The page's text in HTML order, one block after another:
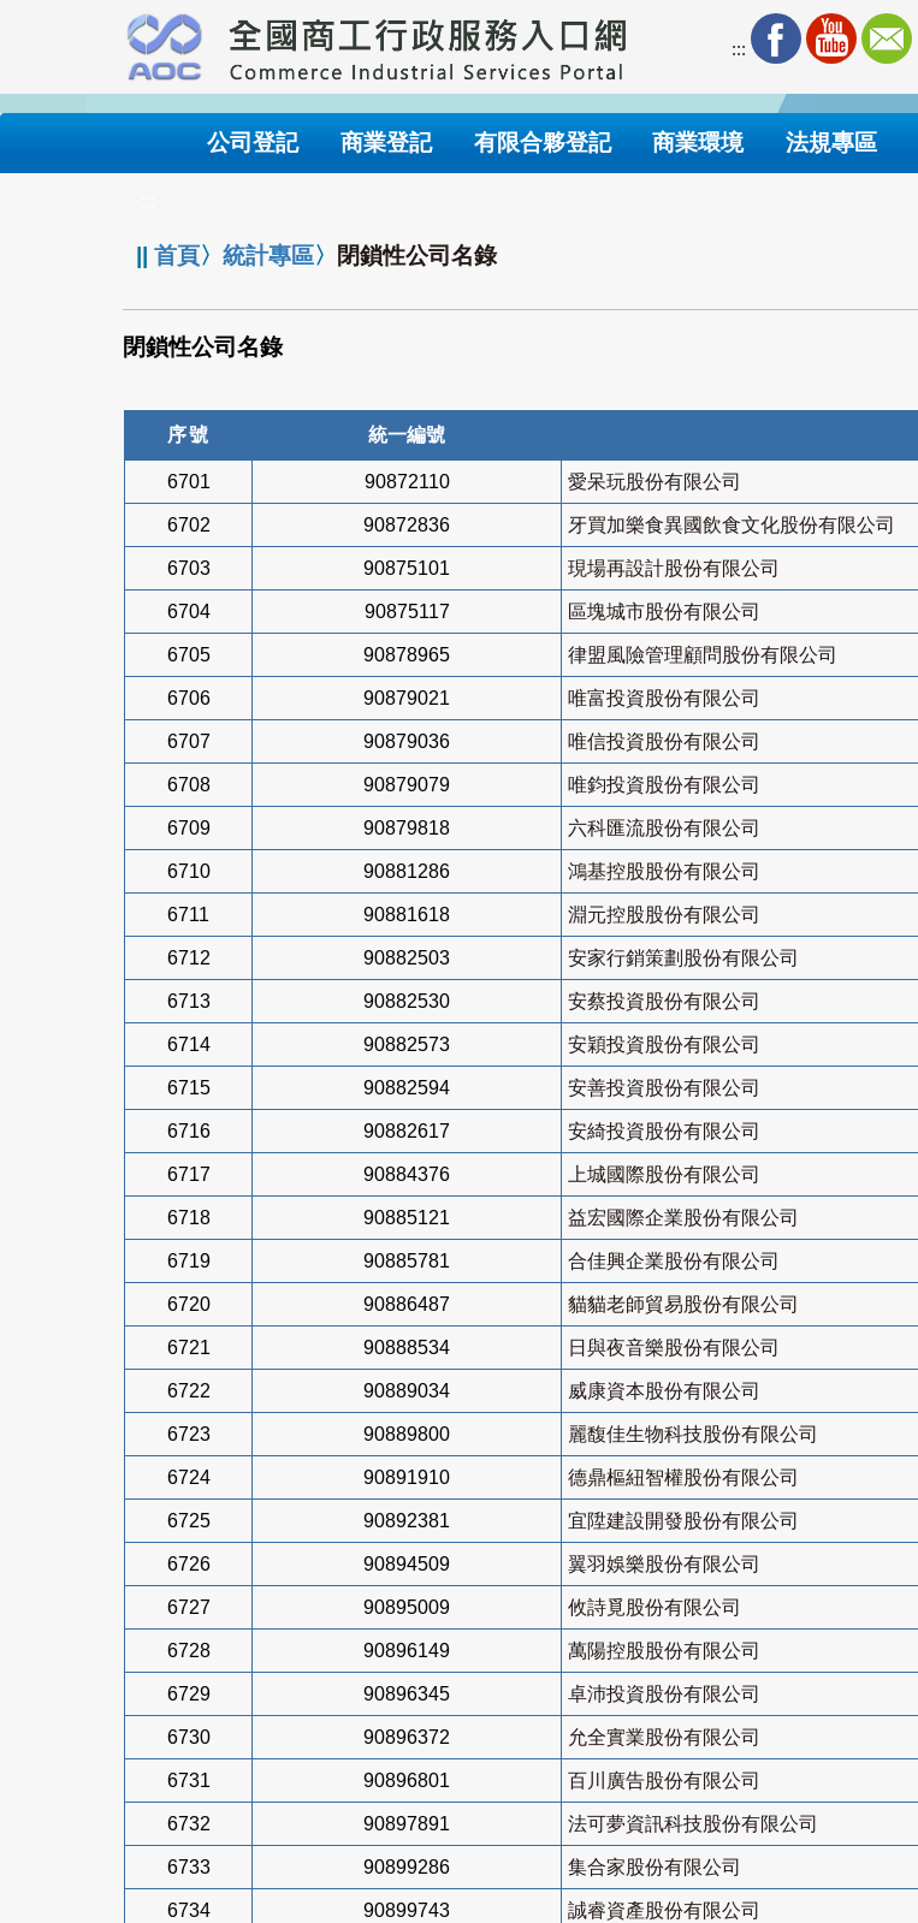
要
內
:::
公司登記 商業登記 有限合夥登記 商業環境 法規專區
||首頁〉統計專區〉 閉鎖性公司名錄
閉鎖性公司名錄
序號 統一編號
6701 90872110 愛呆玩股份有限公司
6702 90872836 牙買加樂食異國飲食文化股份有限公司
6703 90875101 現場再設計股份有限公司
6704 90875117 區塊城市股份有限公司
6705 90878965 律盟風險管理顧問股份有限公司
6706 90879021 唯富投資股份有限公司
6707 90879036 唯信投資股份有限公司
6708 90879079 唯鈞投資股份有限公司
6709 90879818 六科匯流股份有限公司
6710 90881286 鴻基控股股份有限公司
6711 90881618 淵元控股股份有限公司
6712 90882503 安家行銷策劃股份有限公司
6713 90882530 安蔡投資股份有限公司
6714 90882573 安穎投資股份有限公司
6715 90882594 安善投資股份有限公司
6716 90882617 安綺投資股份有限公司
6717 90884376 上城國際股份有限公司
6718 90885121 益宏國際企業股份有限公司
6719 90885781 合佳興企業股份有限公司
6720 90886487 貓貓老師貿易股份有限公司
6721 90888534 日與夜音樂股份有限公司
6722 90889034 威康資本股份有限公司
6723 90889800 麗馥佳生物科技股份有限公司
6724 90891910 德鼎樞紐智權股份有限公司
6725 90892381 宜陞建設開發股份有限公司
6726 90894509 翼羽娛樂股份有限公司
6727 90895009 攸詩覓股份有限公司
6728 90896149 萬陽控股股份有限公司
6729 90896345 卓沛投資股份有限公司
6730 90896372 允全實業股份有限公司
6731 90896801 百川廣告股份有限公司
6732 90897891 法可夢資訊科技股份有限公司
6733 90899286 集合家股份有限公司
6734 90899743 誠睿資產股份有限公司